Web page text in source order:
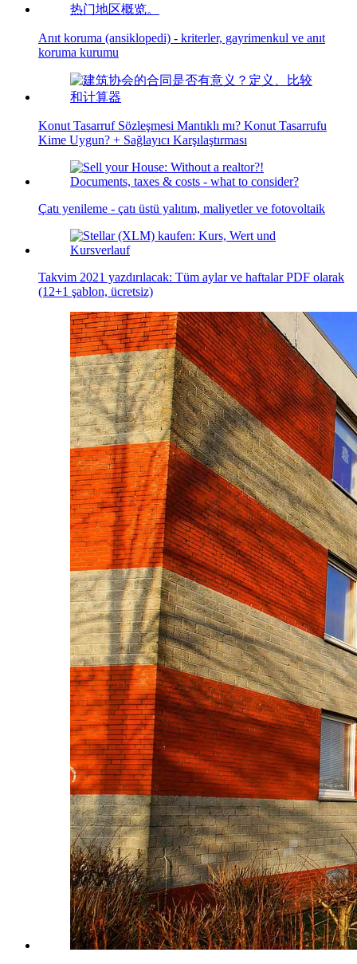
Anıt koruma (ansiklopedi) - kriterler, gayrimenkul ve anıt
koruma kurumu
Konut Tasarruf Sözleşmesi Mantıklı mı? Konut Tasarrufu
Kime Uygun? + Sağlayıcı Karşılaştırması
Çatı yenileme - çatı üstü yalıtım, maliyetler ve fotovoltaik
Takvim 2021 yazdırılacak: Tüm aylar ve haftalar PDF olarak
(12+1 şablon, ücretsiz)